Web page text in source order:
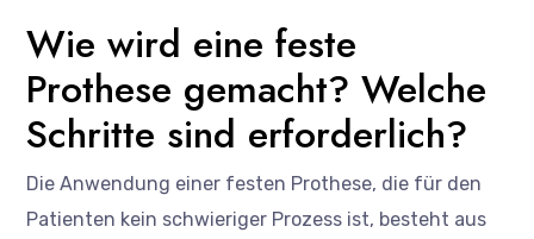
Wie wird eine feste
Prothese gemacht? Welche
Schritte sind erforderlich?
Die Anwendung einer festen Prothese, die für den
Patienten kein schwieriger Prozess ist, besteht aus